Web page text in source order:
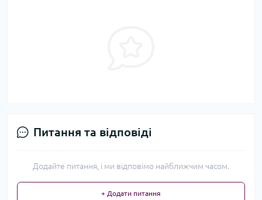
Питання та відповіді
Додайте питання, і ми відповімо найближчим часом.
+ Додати питання